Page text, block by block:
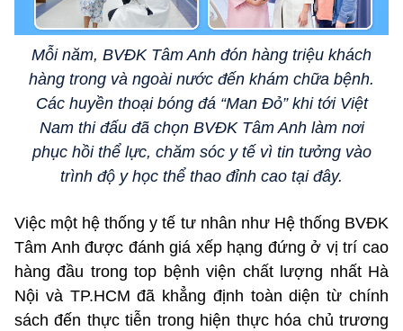
Mỗi năm, BVĐK Tâm Anh đón hàng triệu khách
hàng trong và ngoài nước đến khám chữa bệnh.
Các huyền thoại bóng đá “Man Đỏ” khi tới Việt
Nam thi đấu đã chọn BVĐK Tâm Anh làm nơi
phục hồi thể lực, chăm sóc y tế vì tin tưởng vào
trình độ y học thể thao đỉnh cao tại đây.
Việc một hệ thống y tế tư nhân như Hệ thống BVĐK
Tâm Anh được đánh giá xếp hạng đứng ở vị trí cao
hàng đầu trong top bệnh viện chất lượng nhất Hà
Nội và TP.HCM đã khẳng định toàn diện từ chính
sách đến thực tiễn trong hiện thực hóa chủ trương